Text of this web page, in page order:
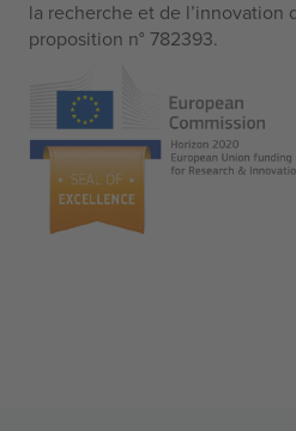
la recherche et de l’innovation
proposition n° 782393.